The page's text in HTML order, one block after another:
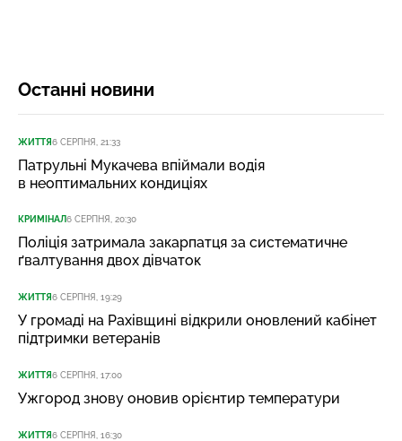
Останні новини
ЖИТТЯ6 СЕРПНЯ, 21:33
Патрульні Мукачева впіймали водія
в неоптимальних кондиціях
КРИМІНАЛ6 СЕРПНЯ, 20:30
Поліція затримала закарпатця за систематичне
ґвалтування двох дівчаток
ЖИТТЯ6 СЕРПНЯ, 19:29
У громаді на Рахівщині відкрили оновлений кабінет
підтримки ветеранів
ЖИТТЯ6 СЕРПНЯ, 17:00
Ужгород знову оновив орієнтир температури
ЖИТТЯ6 СЕРПНЯ, 16:30